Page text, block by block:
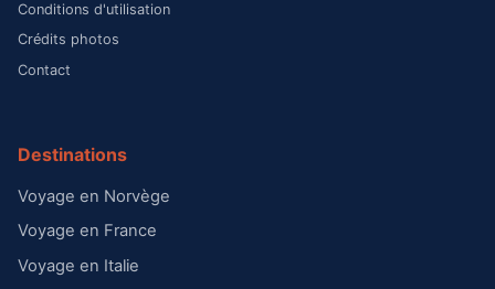
Conditions d'utilisation
Crédits photos
Contact
Destinations
Voyage en Norvège
Voyage en France
Voyage en Italie